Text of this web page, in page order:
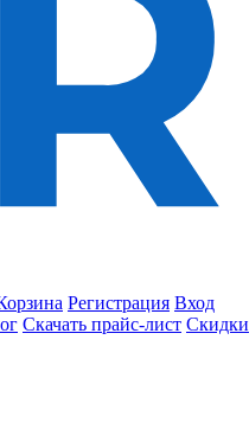
Регистрация Вход
Скачать прайс-лист Скидки